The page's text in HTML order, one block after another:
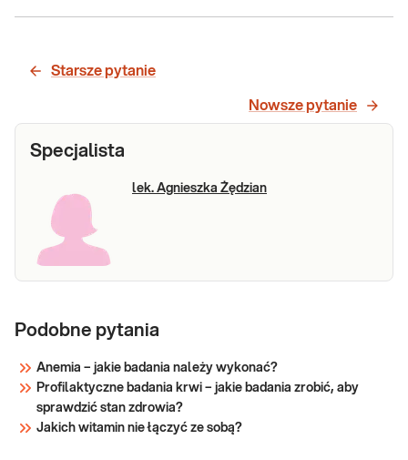
Żelazo
Żelazo. Pomiar stężenia żelaza w
Starsze pytanie
Nowsze pytanie
Specjalista
lek. Agnieszka Żędzian
Podobne pytania
Anemia – jakie badania należy wykonać?
Profilaktyczne badania krwi – jakie badania zrobić, aby
sprawdzić stan zdrowia?
Jakich witamin nie łączyć ze sobą?